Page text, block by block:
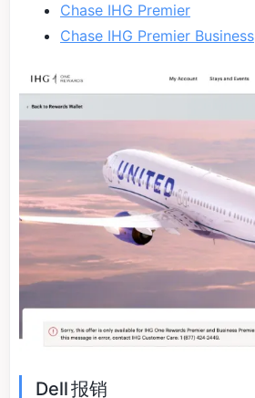
Chase IHG Premier
Chase IHG Premier Business
Dell 报销